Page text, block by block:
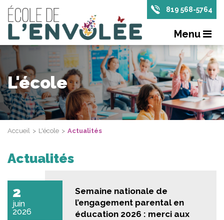
819 568-5764
Menu
L'école
Accueil L'école Actualités
Actualités
2
juin
2026
Semaine nationale de
l’engagement parental en
éducation 2026 : merci aux